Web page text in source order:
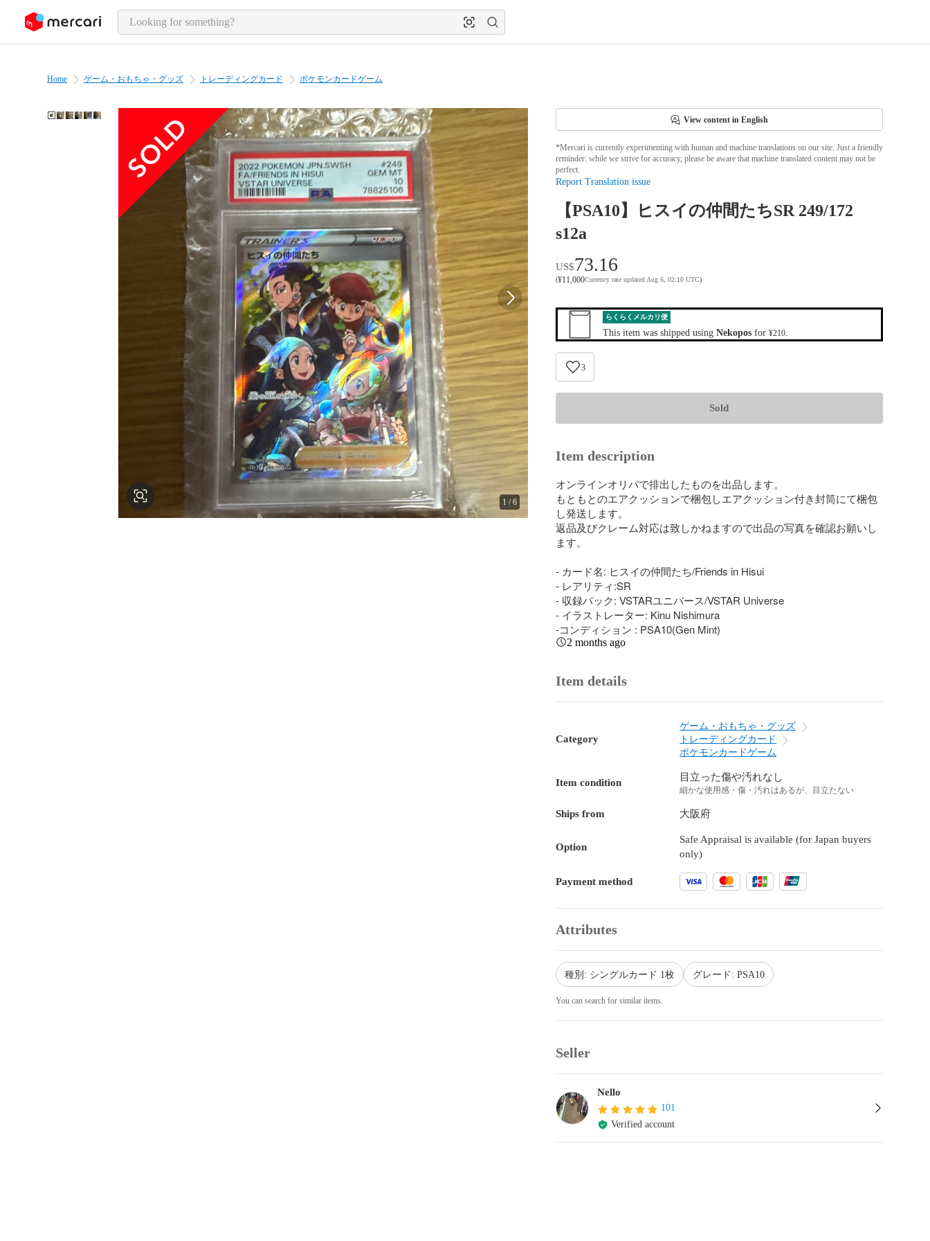
page content
Home ゲーム・おもちゃ・グッズ トレーディングカード ポケモンカードゲーム
1 /6
View content in English
*Mercari is currently experimenting with human and machine translations on our site. Just a friendly
reminder: while we strive for accuracy, please be aware that machine translated content may not be
perfect.
Report Translation issue
【PSA10】ヒスイの仲間たちSR 249/172
s12a
US$73.16
(¥11,000Currency rate updated Aug 6, 02:10 UTC)
らくらくメルカリ便
This item was shipped using Nekoposfor ¥210.
3
Sold
Item description
オンラインオリパで排出したものを出品します。
もともとのエアクッションで梱包しエアクッション付き封筒にて梱包
し発送します。
返品及びクレーム対応は致しかねますので出品の写真を確認お願いし
ます。
- カード名: ヒスイの仲間たち/Friends in Hisui
- レアリティ:SR
- 収録パック: VSTARユニバース/VSTAR Universe
- イラストレーター: Kinu Nishimura
-コンディション : PSA10(Gen Mint)
2 months ago
Item details
Category
ゲーム・おもちゃ・グッズ
トレーディングカード
ポケモンカードゲーム
Item condition 目立った傷や汚れなし
細かな使用感・傷・汚れはあるが、目立たない
Ships from 大阪府
Option
Safe Appraisal is available (for Japan buyers
only)
Payment method
Attributes
種別: シングルカード 1枚 グレード: PSA10
You can search for similar items.
Seller
Nello
101
Verified account